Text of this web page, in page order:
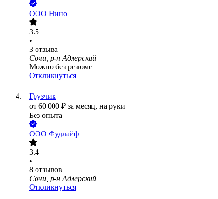
ООО Нино
3.5
•
3 отзыва
Сочи, р-н Адлерский
Можно без резюме
Откликнуться
Грузчик
от 60 000 ₽ за месяц, на руки
Без опыта
ООО Фудлайф
3.4
•
8 отзывов
Сочи, р-н Адлерский
Откликнуться